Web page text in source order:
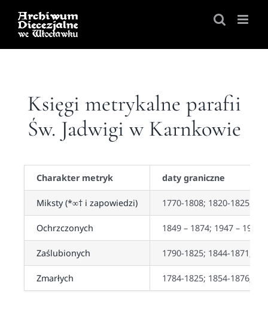
Skip
content
Księgi metrykalne parafii
Św. Jadwigi w Karnkowie
Charakter metryk daty graniczne
Miksty (*∞† i zapowiedzi) 1770-1808; 1820-1825,
Ochrzczonych 1849 – 1874; 1947 – 1958
Zaślubionych 1790-1825; 1844-1871;
Zmarłych 1784-1825; 1854-1876;